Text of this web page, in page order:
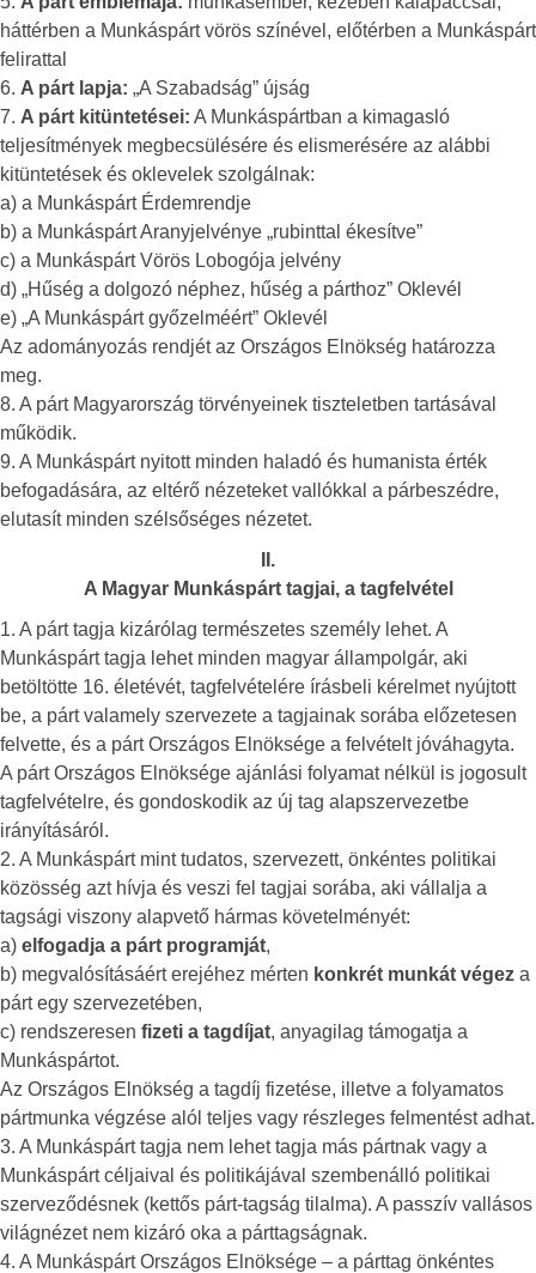
háttérben a Munkáspárt vörös színével, előtérben a Munkáspárt
felirattal
6. A párt lapja: „A Szabadság” újság
7. A párt kitüntetései: A Munkáspártban a kimagasló
teljesítmények megbecsülésére és elismerésére az alábbi
kitüntetések és oklevelek szolgálnak:
a) a Munkáspárt Érdemrendje
b) a Munkáspárt Aranyjelvénye „rubinttal ékesítve”
c) a Munkáspárt Vörös Lobogója jelvény
d) „Hűség a dolgozó néphez, hűség a párthoz” Oklevél
e) „A Munkáspárt győzelméért” Oklevél
Az adományozás rendjét az Országos Elnökség határozza
meg.
8. A párt Magyarország törvényeinek tiszteletben tartásával
működik.
9. A Munkáspárt nyitott minden haladó és humanista érték
befogadására, az eltérő nézeteket vallókkal a párbeszédre,
elutasít minden szélsőséges nézetet.
II.
A Magyar Munkáspárt tagjai, a tagfelvétel
1. A párt tagja kizárólag természetes személy lehet. A
Munkáspárt tagja lehet minden magyar állampolgár, aki
betöltötte 16. életévét, tagfelvételére írásbeli kérelmet nyújtott
be, a párt valamely szervezete a tagjainak sorába előzetesen
felvette, és a párt Országos Elnöksége a felvételt jóváhagyta.
A párt Országos Elnöksége ajánlási folyamat nélkül is jogosult
tagfelvételre, és gondoskodik az új tag alapszervezetbe
irányításáról.
2. A Munkáspárt mint tudatos, szervezett, önkéntes politikai
közösség azt hívja és veszi fel tagjai sorába, aki vállalja a
tagsági viszony alapvető hármas követelményét:
a) elfogadja a párt programját,
b) megvalósításáért erejéhez mérten konkrét munkát végez a
párt egy szervezetében,
c) rendszeresen fizeti a tagdíjat, anyagilag támogatja a
Munkáspártot.
Az Országos Elnökség a tagdíj fizetése, illetve a folyamatos
pártmunka végzése alól teljes vagy részleges felmentést adhat.
3. A Munkáspárt tagja nem lehet tagja más pártnak vagy a
Munkáspárt céljaival és politikájával szembenálló politikai
szerveződésnek (kettős párt-tagság tilalma). A passzív vallásos
világnézet nem kizáró oka a párttagságnak.
4. A Munkáspárt Országos Elnöksége – a párttag önkéntes